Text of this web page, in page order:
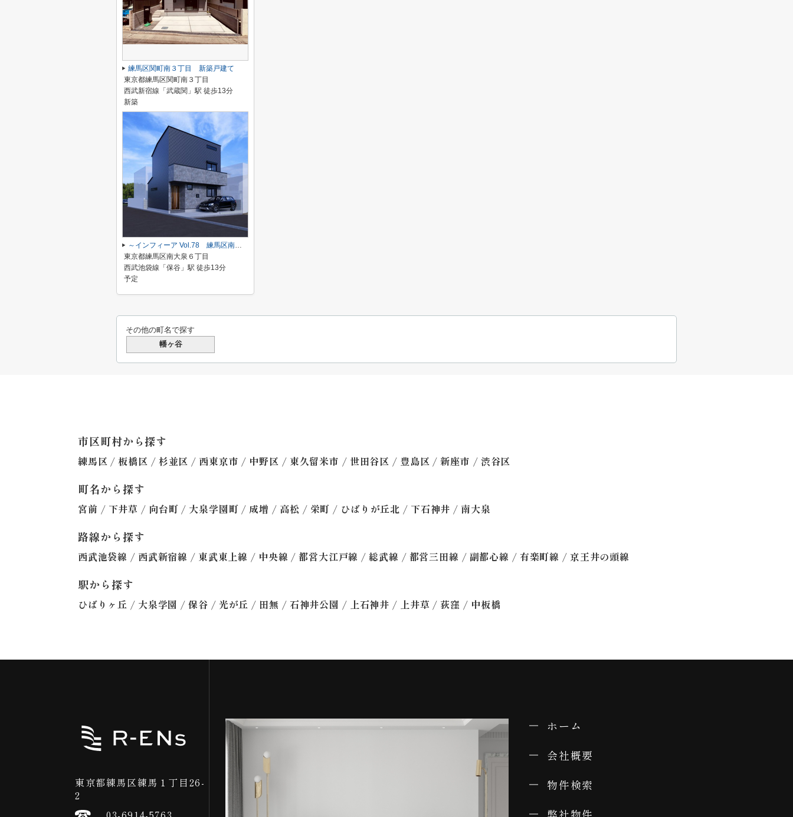
練馬区関町南３丁目 新築戸建て
東京都練馬区関町南３丁目
西武新宿線「武蔵関」駅 徒歩13分
新築
～インフィーア Vol.78 練馬区南大泉６丁目 ブランド新築戸建て～
東京都練馬区南大泉６丁目
西武池袋線「保谷」駅 徒歩13分
予定
その他の町名で探す
幡ヶ谷
市区町村から探す
練馬区 / 板橋区 / 杉並区 / 西東京市 / 中野区 / 東久留米市 / 世田谷区 / 豊島区 / 新座市 / 渋谷区
町名から探す
宮前 / 下井草 / 向台町 / 大泉学園町 / 成増 / 高松 / 栄町 / ひばりが丘北 / 下石神井 / 南大泉
路線から探す
西武池袋線 / 西武新宿線 / 東武東上線 / 中央線 / 都営大江戸線 / 総武線 / 都営三田線 / 副都心線 / 有楽町線 / 京王井の頭線
駅から探す
ひばりヶ丘 / 大泉学園 / 保谷 / 光が丘 / 田無 / 石神井公園 / 上石神井 / 上井草 / 荻窪 / 中板橋
東京都練馬区練馬１丁目26-
2
ホーム
会社概要
物件検索